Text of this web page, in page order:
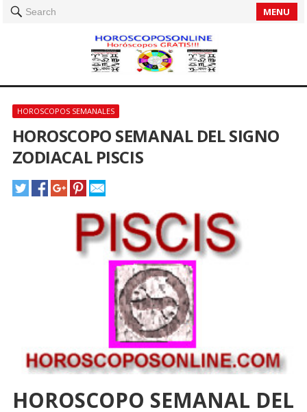
Search MENU
HOROSCOPOS SEMANALES
HOROSCOPO SEMANAL DEL SIGNO
ZODIACAL PISCIS
HOROSCOPO SEMANAL DEL